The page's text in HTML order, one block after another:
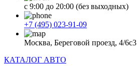
с 9:00 до 20:00 (без выходных)
+7 (495) 023-91-09
Москва, Береговой проезд, 4/6с3
КАТАЛОГ АВТО